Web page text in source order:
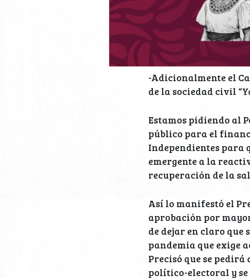
-Adicionalmente el
de la sociedad civil
Estamos pidiendo al
público para el
Independientes para
emergente a la
recuperación de la
Así lo manifestó el
aprobación por
de dejar en claro
pandemia que exige
Precisó que se
político-electoral y